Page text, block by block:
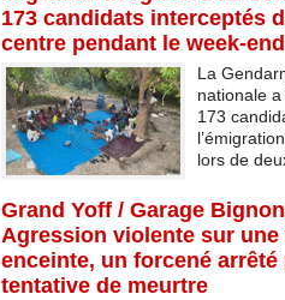
173 candidats interceptés
centre pendant le week-
La
nationale
173
lors de
Grand Yoff / Garage
Agression violente sur une
enceinte, un forcené arrêté
tentative de meurtre